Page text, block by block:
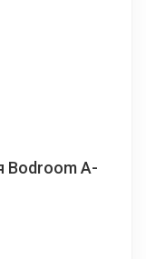
Bodroom A-